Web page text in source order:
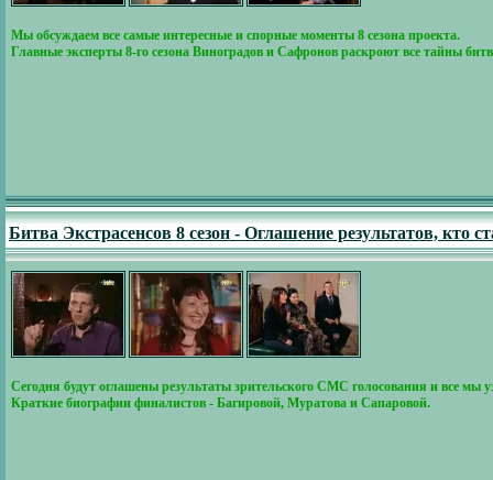
Мы обсуждаем все самые интересные и спорные моменты 8 сезона проекта.
Главные эксперты 8-го сезона Виноградов и Сафронов раскроют все тайны
Битва Экстрасенсов 8 сезон - Оглашение результатов, кто
Сегодня будут оглашены результаты зрительского СМС голосования и все мы
Краткие биографии финалистов - Багировой, Муратова и Сапаровой.